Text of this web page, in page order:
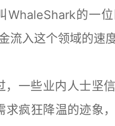
WhaleShark的一
流入这个领域的速
一些业内人士坚信
求疯狂降温的迹象